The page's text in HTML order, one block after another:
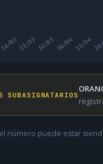
16/03 23/03 30/03 06/0413/04
SUBASIGNATARIOS
número puede estar